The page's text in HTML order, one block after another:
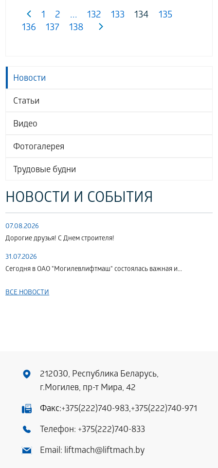
Новости
Статьи
Видео
Фотогалерея
Трудовые будни
НОВОСТИ И СОБЫТИЯ
07.08.2026
Дорогие друзья! С Днем строителя!
31.07.2026
Сегодня в ОАО "Могилевлифтмаш" состоялась важная и...
ВСЕ НОВОСТИ
1 2 ... 132 133 134
135
136
137 138
212030, Республика Беларусь,
г.Могилев, пр-т Мира, 42
Факс:+375(222)740-983,+375(222)740-971
Телефон: +375(222)740-833
Email: liftmach@liftmach.by